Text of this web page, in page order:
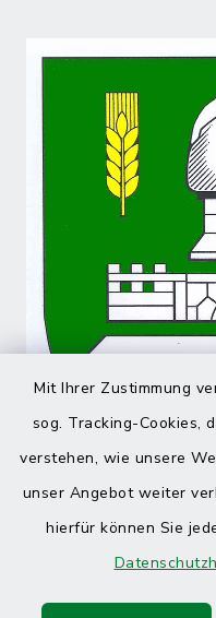
Mit Ihrer Zustimmung
sog. Tracking-Cookies,
verstehen, wie unsere
unser Angebot weiter
hierfür können Sie